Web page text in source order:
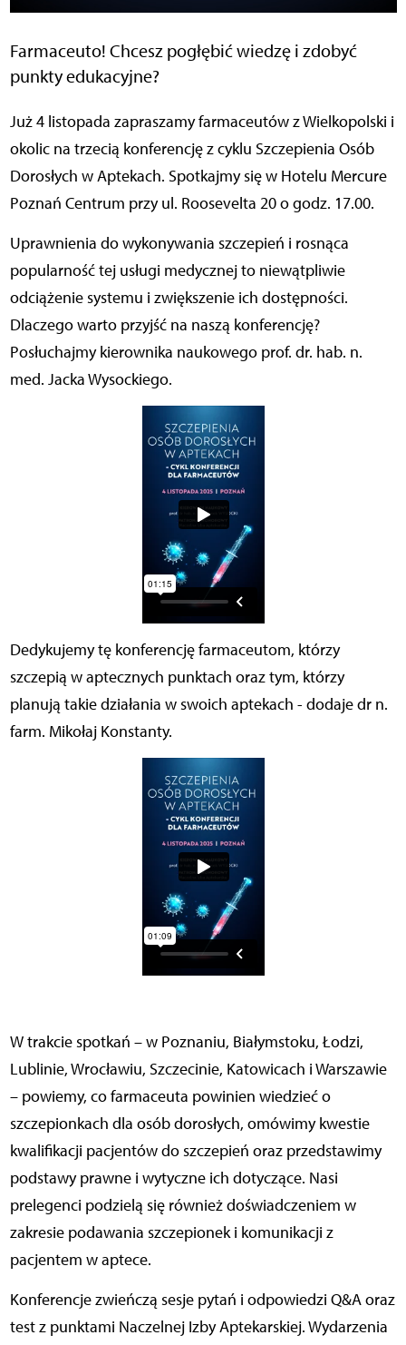
Farmaceuto! Chcesz pogłębić wiedzę i zdobyć
punkty edukacyjne?
Już 4 listopada zapraszamy farmaceutów z Wielkopolski i
okolic na trzecią konferencję z cyklu Szczepienia Osób
Dorosłych w Aptekach. Spotkajmy się w Hotelu Mercure
Poznań Centrum przy ul. Roosevelta 20 o godz. 17.00.
Uprawnienia do wykonywania szczepień i rosnąca
popularność tej usługi medycznej to niewątpliwie
odciążenie systemu i zwiększenie ich dostępności.
Dlaczego warto przyjść na naszą konferencję?
Posłuchajmy kierownika naukowego prof. dr. hab. n.
med. Jacka Wysockiego.
Dedykujemy tę konferencję farmaceutom, którzy
szczepią w aptecznych punktach oraz tym, którzy
planują takie działania w swoich aptekach - dodaje dr n.
farm. Mikołaj Konstanty.
W trakcie spotkań – w Poznaniu, Białymstoku, Łodzi,
Lublinie, Wrocławiu, Szczecinie, Katowicach i Warszawie
– powiemy, co farmaceuta powinien wiedzieć o
szczepionkach dla osób dorosłych, omówimy kwestie
kwalifikacji pacjentów do szczepień oraz przedstawimy
podstawy prawne i wytyczne ich dotyczące. Nasi
prelegenci podzielą się również doświadczeniem w
zakresie podawania szczepionek i komunikacji z
pacjentem w aptece.
Konferencje zwieńczą sesje pytań i odpowiedzi Q&A oraz
test z punktami Naczelnej Izby Aptekarskiej. Wydarzenia